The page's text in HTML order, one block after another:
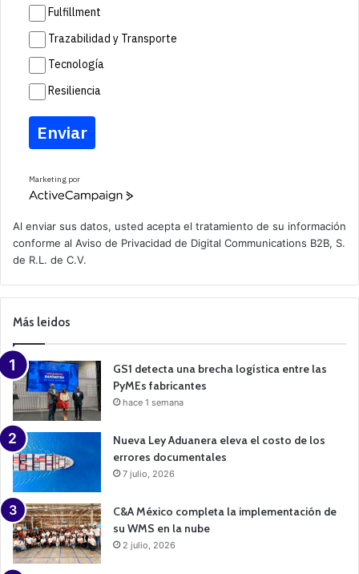
Fulfillment
Trazabilidad y Transporte
Tecnología
Resiliencia
Enviar
Marketing por
A
v
e
a
m
a
n
Al enviar sus datos, usted acepta el tratamiento de su información
conforme al Aviso de Privacidad de Digital Communications B2B, S.
de R.L. de C.V.
Más leidos
GS1 detecta una brecha logística entre las
PyMEs fabricantes
hace 1 semana
Nueva Ley Aduanera eleva el costo de los
errores documentales
7 julio, 2026
C&A México completa la implementación de
su WMS en la nube
2 julio, 2026